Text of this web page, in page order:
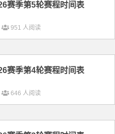
赛季第5轮赛程时间表
951 人阅读
赛季第4轮赛程时间表
646 人阅读